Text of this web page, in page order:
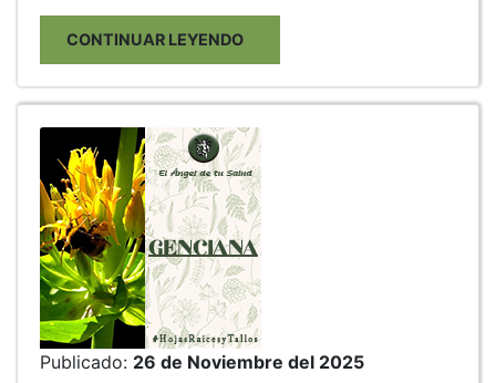
CONTINUAR LEYENDO
Publicado: 26 de Noviembre del 2025